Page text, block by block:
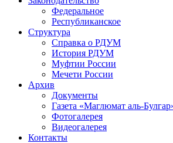
Федеральное
Республиканское
Структура
Справка о РДУМ
История РДУМ
Муфтии России
Мечети России
Архив
Документы
Газета «Маглюмат аль-
Фотогалерея
Видеогалерея
Контакты